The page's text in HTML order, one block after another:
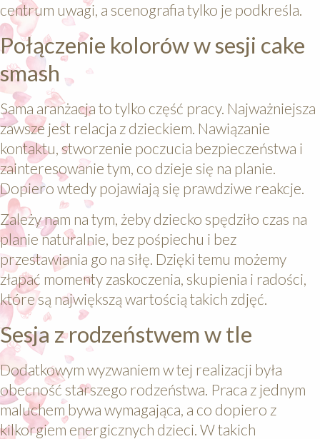
centrum uwagi, a scenografia tylko je podkreśla.
Połączenie kolorów w sesji cake
smash
Sama aranżacja to tylko część pracy. Najważniejsza
zawsze jest relacja z dzieckiem. Nawiązanie
kontaktu, stworzenie poczucia bezpieczeństwa i
zainteresowanie tym, co dzieje się na planie.
Dopiero wtedy pojawiają się prawdziwe reakcje.
Zależy nam na tym, żeby dziecko spędziło czas na
planie naturalnie, bez pośpiechu i bez
przestawiania go na siłę. Dzięki temu możemy
złapać momenty zaskoczenia, skupienia i radości,
które są największą wartością takich zdjęć.
Sesja z rodzeństwem w tle
Dodatkowym wyzwaniem w tej realizacji była
obecność starszego rodzeństwa. Praca z jednym
maluchem bywa wymagająca, a co dopiero z
kilkorgiem energicznych dzieci. W takich